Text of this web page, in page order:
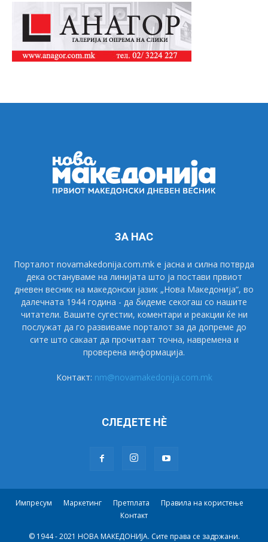
ЗА НАС
Порталот novamakedonija.com.mk е јасна и силна потврда
дека остануваме на линијата што ја постави првиот
дневен весник на македонски јазик „Нова Македонија“, во
далечната 1944 година - да бидеме секогаш со нашите
читатели. Вашите сугестии, коментари и реакции ќе ни
послужат да го развиваме порталот за да допреме до
сите што сакаат да прочитаат точна, навремена и
проверена информација.
Контакт: nm@novamakedonija.com.mk
СЛЕДЕТЕ НÈ
Импресум Маркетинг Претплата
Правила на користење
Контакт
© 1944 - 2021 НОВА МАКЕДОНИЈА. Сите права се задржани.